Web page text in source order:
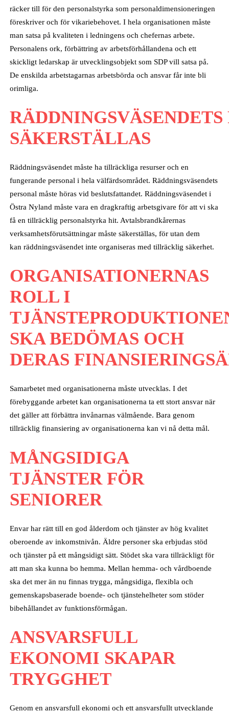
räcker till för den personalstyrka som personaldimensioneringen
föreskriver och för vikariebehovet. I hela organisationen måste
man satsa på kvaliteten i ledningens och chefernas arbete.
Personalens ork, förbättring av arbetsförhållandena och ett
skickligt ledarskap är utvecklingsobjekt som SDP vill satsa på.
De enskilda arbetstagarnas arbetsbörda och ansvar får inte bli
orimliga.
SÄKERSTÄLLAS
Räddningsväsendet måste ha tillräckliga resurser och en
fungerande personal i hela välfärdsområdet. Räddningsväsendets
personal måste höras vid beslutsfattandet. Räddningsväsendet i
Östra Nyland måste vara en dragkraftig arbetsgivare för att vi ska
få en tillräcklig personalstyrka hit. Avtalsbrandkårernas
verksamhetsförutsättningar måste säkerställas, för utan dem
kan räddningsväsendet inte organiseras med tillräcklig säkerhet.
ORGANISATIONERNAS
ROLL I
SKA BEDÖMAS OCH
DERAS
Samarbetet med organisationerna måste utvecklas. I det
förebyggande arbetet kan organisationerna ta ett stort ansvar när
det gäller att förbättra invånarnas välmående. Bara genom
tillräcklig finansiering av organisationerna kan vi nå detta mål.
MÅNGSIDIGA
TJÄNSTER FÖR
SENIORER
Envar har rätt till en god ålderdom och tjänster av hög kvalitet
oberoende av inkomstnivån. Äldre personer ska erbjudas stöd
och tjänster på ett mångsidigt sätt. Stödet ska vara tillräckligt för
att man ska kunna bo hemma. Mellan hemma- och vårdboende
ska det mer än nu finnas trygga, mångsidiga, flexibla och
gemenskapsbaserade boende- och tjänstehelheter som stöder
bibehållandet av funktionsförmågan.
ANSVARSFULL
EKONOMI SKAPAR
TRYGGHET
Genom en ansvarsfull ekonomi och ett ansvarsfullt utvecklande